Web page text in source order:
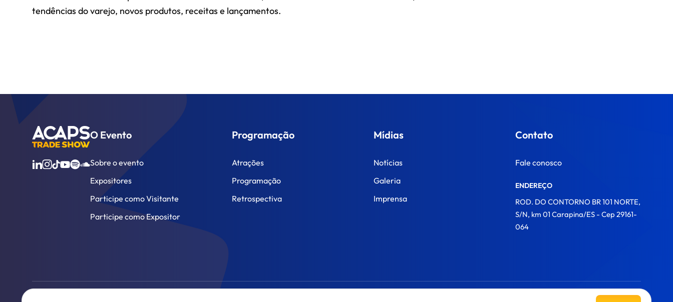
tendências do varejo, novos produtos, receitas e lançamentos.
O Evento
Sobre o evento
Expositores
Participe como Visitante
Participe como Expositor
Programação
Atrações
Programação
Retrospectiva
Mídias
Notícias
Galeria
Imprensa
Contato
Fale conosco
ENDEREÇO
ROD. DO CONTORNO BR 101 NORTE,
S/N, km 01 Carapina/ES - Cep 29161-
064